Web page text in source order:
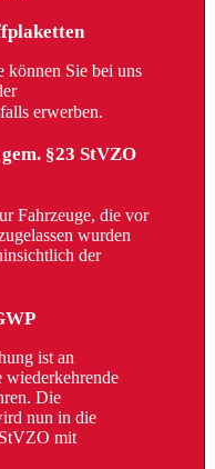
können Sie bei uns
erwerben.
§23 StVZO
Fahrzeuge, die vor
wurden
der
ist an
wiederkehrende
Die
nun in die
mit